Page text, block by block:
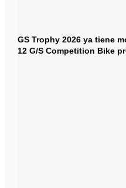
GS Trophy 2026 ya tiene
12 G/S Competition Bike